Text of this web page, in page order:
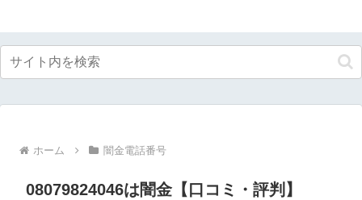
ホーム 闇金電話番号
08079824046は闇金【口コミ・評判】